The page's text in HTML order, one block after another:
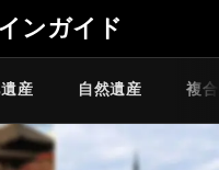
ンガイド
産 自然遺産 複